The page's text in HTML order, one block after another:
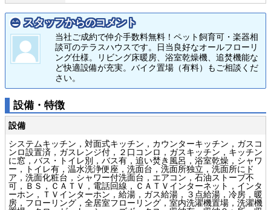
スタッフからのコメント
当社ご成約で仲介手数料無料！ペット飼育可・楽器相
談可のテラスハウスです。日当良好なオールフローリ
ング仕様。リビング床暖房、浴室乾燥機、追焚機能な
ど快適設備が充実。バイク置場（有料）もご相談くだ
さい。
設備・特徴
設備
システムキッチン，対面式キッチン，カウンターキッチン，ガスコ
ンロ設置済，ガスレンジ付，２口コンロ，ガスキッチン，キッチン
に窓，バス・トイレ別，バス有，追い焚き風呂，浴室乾燥，シャワ
ー，トイレ有，温水洗浄便座，洗面台，洗面所独立，洗面所にド
ア，洗面化粧台，シャワー付洗面台，エアコン，石油ストーブ不
可，ＢＳ，ＣＡＴＶ，電話回線，ＣＡＴＶインターネット，インタ
ーホン，ＴＶインターホン，給湯，ガス給湯，３点給湯，冷房，暖
房，フローリング，全居室フローリング，室内洗濯機置場，洗濯機